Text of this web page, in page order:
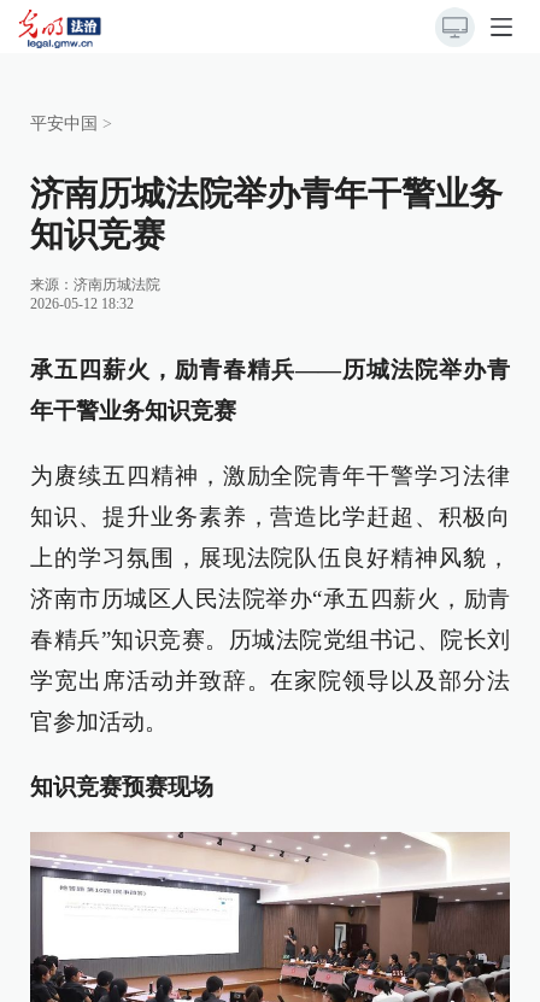
平安中国 >
济南历城法院举办青年干警业务
知识竞赛
来源： 济南历城法院
2026-05-12 18:32
承五四薪火，励青春精兵——历城法院举办青
年干警业务知识竞赛
为赓续五四精神，激励全院青年干警学习法律
知识、提升业务素养，营造比学赶超、积极向
上的学习氛围，展现法院队伍良好精神风貌，
济南市历城区人民法院举办“承五四薪火，励青
春精兵”知识竞赛。历城法院党组书记、院长刘
学宽出席活动并致辞。在家院领导以及部分法
官参加活动。
知识竞赛预赛现场